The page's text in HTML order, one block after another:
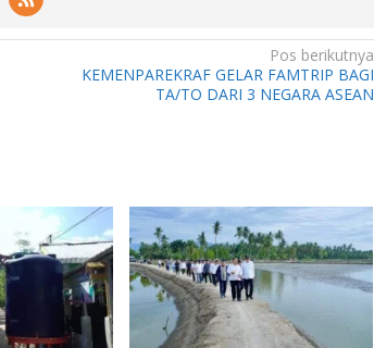
Pos berikutnya
KEMENPAREKRAF GELAR FAMTRIP BAGI
TA/TO DARI 3 NEGARA ASEAN